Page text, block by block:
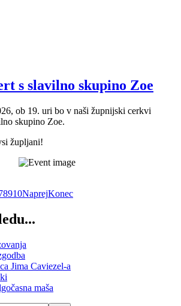
s slavilno skupino Zoe
ob 19. uri bo v naši župnijski cerkvi
skupino Zoe.
župljani!
8910NaprejKonec
Jima Caviezel-a
maša